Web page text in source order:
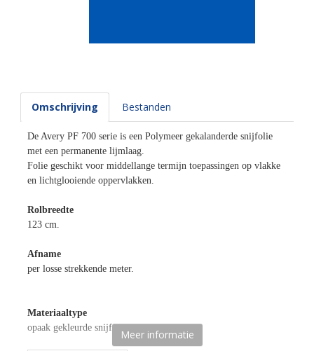
Omschrijving Bestanden
De Avery PF 700 serie is een Polymeer gekalanderde snijfolie
met een permanente lijmlaag.
Folie geschikt voor middellange termijn toepassingen op vlakke
en lichtglooiende oppervlakken.
Rolbreedte
123 cm.
Afname
per losse strekkende meter.
Materiaaltype
opaak gekleurde snijfolie.
Meer informatie